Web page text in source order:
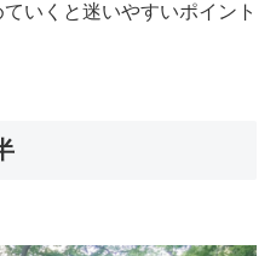
いくと迷いやすいポイント